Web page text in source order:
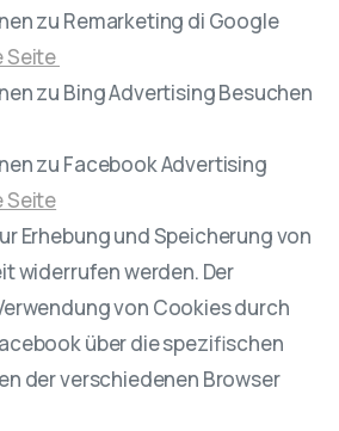
zu Remarketing di Google
Seite
zu Bing Advertising Besuchen
zu Facebook Advertising
Seite
Erhebung und Speicherung von
widerrufen werden. Der
von Cookies durch
über die spezifischen
der verschiedenen Browser